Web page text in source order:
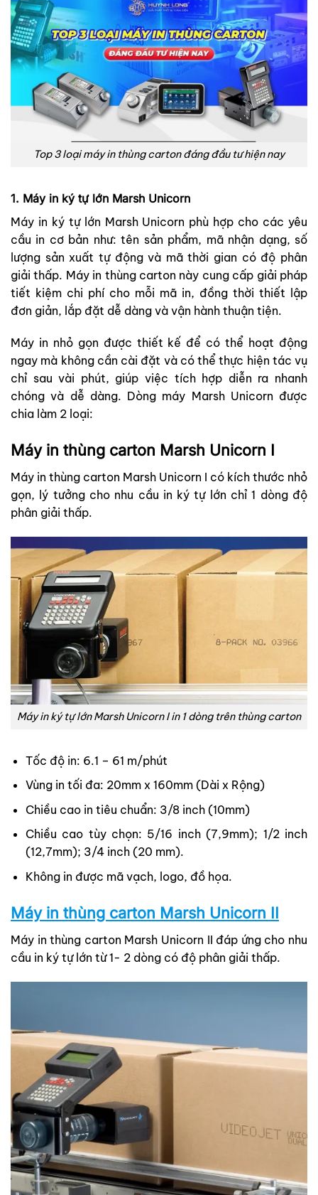
Top 3 loại máy in thùng carton đáng đầu tư hiện nay
1. Máy in ký tự lớn Marsh Unicorn
Máy in ký tự lớn Marsh Unicorn phù hợp cho các yêu
cầu in cơ bản như: tên sản phẩm, mã nhận dạng, số
lượng sản xuất tự động và mã thời gian có độ phân
giải thấp. Máy in thùng carton này cung cấp giải pháp
tiết kiệm chi phí cho mỗi mã in, đồng thời thiết lập
đơn giản, lắp đặt dễ dàng và vận hành thuận tiện.
Máy in nhỏ gọn được thiết kế để có thể hoạt động
ngay mà không cần cài đặt và có thể thực hiện tác vụ
chỉ sau vài phút, giúp việc tích hợp diễn ra nhanh
chóng và dễ dàng. Dòng máy Marsh Unicorn được
chia làm 2 loại:
Máy in thùng carton Marsh Unicorn I
Máy in thùng carton Marsh Unicorn I có kích thước nhỏ
gọn, lý tưởng cho nhu cầu in ký tự lớn chỉ 1 dòng độ
phân giải thấp.
Máy in ký tự lớn Marsh Unicorn I in 1 dòng trên thùng carton
Tốc độ in: 6.1 – 61 m/phút
Vùng in tối đa: 20mm x 160mm (Dài x Rộng)
Chiều cao in tiêu chuẩn: 3/8 inch (10mm)
Chiều cao tùy chọn: 5/16 inch (7,9mm); 1/2 inch
(12,7mm); 3/4 inch (20 mm).
Không in được mã vạch, logo, đồ họa.
Máy in thùng carton Marsh Unicorn II
Máy in thùng carton Marsh Unicorn II đáp ứng cho nhu
cầu in ký tự lớn từ 1- 2 dòng có độ phân giải thấp.